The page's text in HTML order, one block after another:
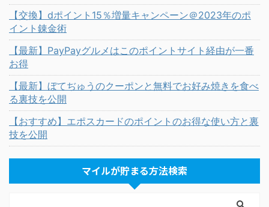
【交換】dポイント15％増量キャンペーン＠2023年のポ
イント錬金術
【最新】PayPayグルメはこのポイントサイト経由が一番
お得
【最新】ぼてぢゅうのクーポンと無料でお好み焼きを食べ
る裏技を公開
【おすすめ】エポスカードのポイントのお得な使い方と裏
技を公開
マイルが貯まる方法検索